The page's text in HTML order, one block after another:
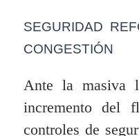
SEGURIDAD
CONGESTIÓN
Ante la masiva
incremento del
controles de